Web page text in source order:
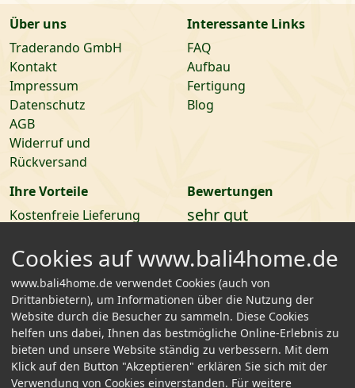
Über uns
Traderando GmbH
Kontakt
Impressum
Datenschutz
AGB
Widerruf und
Rückversand
Interessante Links
FAQ
Aufbau
Fertigung
Blog
Ihre Vorteile
Kostenfreie Lieferung
14 Tage Rückgaberecht
Ratenzahlung möglich
Nachhaltige
Anbaugebiete
Bewertungen
sehr gut
4.9/5 aus11Bewertungen
Kundenservice
+49 345 / 213 898 98
info [at]
Cookies auf www.bali4home.de
www.bali4home.de verwendet Cookies (auch von
Drittanbietern), um Informationen über die Nutzung der
Website durch die Besucher zu sammeln. Diese Cookies
helfen uns dabei, Ihnen das bestmögliche Online-Erlebnis zu
bieten und unsere Website ständig zu verbessern. Mit dem
Klick auf den Button "Akzeptieren" erklären Sie sich mit der
Verwendung von Cookies einverstanden. Für weitere